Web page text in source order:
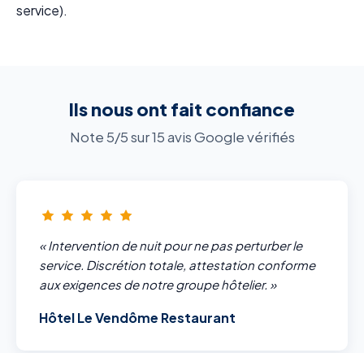
service).
Ils nous ont fait confiance
Note 5/5 sur 15 avis Google vérifiés
« Intervention de nuit pour ne pas perturber le
service. Discrétion totale, attestation conforme
aux exigences de notre groupe hôtelier. »
Hôtel Le Vendôme Restaurant